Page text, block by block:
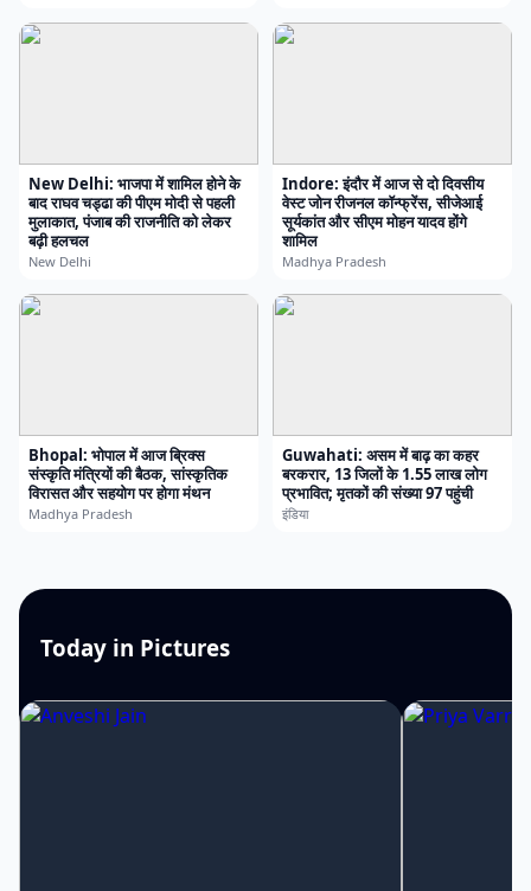
New Delhi: भाजपा में शामिल होने के
बाद राघव चड्ढा की पीएम मोदी से पहली
मुलाकात, पंजाब की राजनीति को लेकर
बढ़ी हलचल
New Delhi
Indore: इंदौर में आज से दो दिवसीय
वेस्ट जोन रीजनल कॉन्फ्रेंस, सीजेआई
सूर्यकांत और सीएम मोहन यादव होंगे
शामिल
Madhya Pradesh
Bhopal: भोपाल में आज ब्रिक्स
संस्कृति मंत्रियों की बैठक, सांस्कृतिक
विरासत और सहयोग पर होगा मंथन
Madhya Pradesh
Guwahati: असम में बाढ़ का कहर
बरकरार, 13 जिलों के 1.55 लाख लोग
प्रभावित; मृतकों की संख्या 97 पहुंची
इंडिया
Today in Pictures